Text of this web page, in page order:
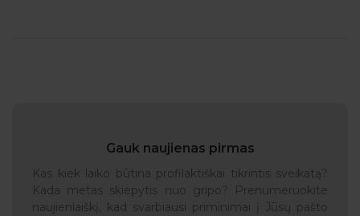
Gauk naujienas pirmas
Kas kiek laiko būtina profilaktiškai tikrintis sveikatą?
Kada metas skiepytis nuo gripo? Prenumeruokite
naujienlaiškį, kad svarbiausi priminimai į Jūsų pašto